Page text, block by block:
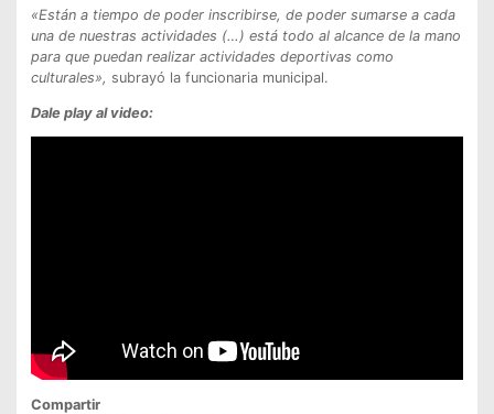
«Están a tiempo de poder inscribirse, de poder sumarse a cada
una de nuestras actividades (…) está todo al alcance de la mano
para que puedan realizar actividades deportivas como
culturales», subrayó la funcionaria municipal.
Dale play al video:
Compartir